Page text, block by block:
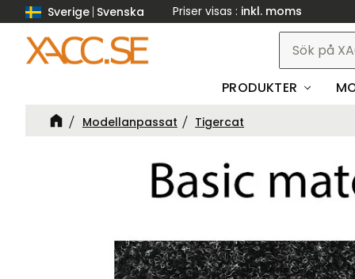
Sverige Svenska Priser visas inkl. moms
PRODUKTER
Modellanpassat Tigercat